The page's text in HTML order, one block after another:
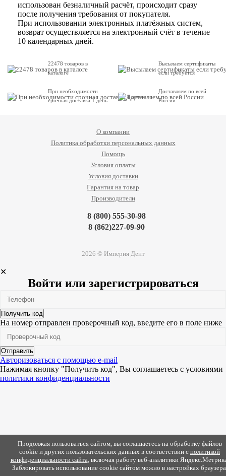
использован безналичный расчёт, происходит сразу
после получения требования от покупателя.
При использовании электронных платёжных систем,
возврат осуществляется на электронный счёт в течение
10 календарных дней.
22478 товаров в
каталоге
Высылаем сертификаты
если требуется
При необходимости
срочная доставка 1 день
Доставляем по всей
России
О компании
Политика обработки персональных данных
Помощь
Условия оплаты
Условия доставки
Гарантия на товар
Производители
8 (800) 555-30-98
8 (862)227-09-90
2026 © Империя Дент
✕
Войти или зарегистрироваться
Получить код
На номер отправлен проверочный код, введите его в поле ниже
Отправить
Авторизоваться с помощью e-mail
Нажимая кнопку "Получить код", Вы соглашаетесь c условиями
политики конфиденциальности
Продолжая пользоваться сайтом, вы соглашаетесь на обработку файлов
cookie и других пользовательских данных в соответствии с политикой
конфиденциальности сайта, включая работу веб-аналитики
Заблокировать использование cookie сайтом можно в настройках